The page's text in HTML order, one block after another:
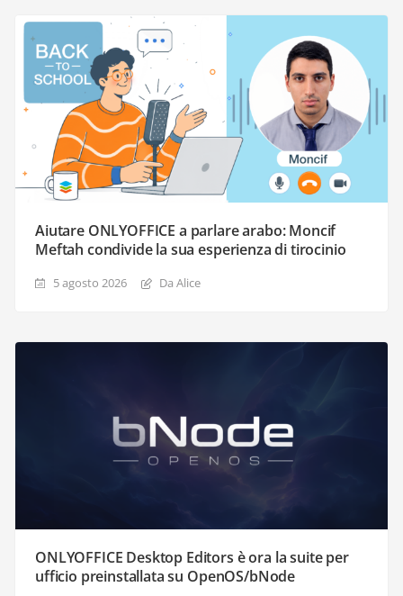
Aiutare ONLYOFFICE a parlare arabo: Moncif
Meftah condivide la sua esperienza di tirocinio
5 agosto 2026 Da Alice
ONLYOFFICE Desktop Editors è ora la suite per
ufficio preinstallata su OpenOS/bNode